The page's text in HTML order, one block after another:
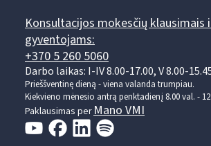
Konsultacijos mokesčių klausimais
gyventojams:
+370 5 260 5060
Darbo laikas: I-IV 8.00-17.00, V 8.00-
Prieššventinę dieną - viena valanda trumpiau.
Kiekvieno mėnesio antrą penktadienį 8.00 val. -
Paklausimas per Mano VMI